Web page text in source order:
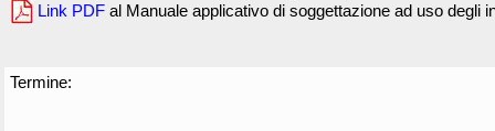
Link PDF al Manuale applicativo di soggettazione ad uso degli
Termine: